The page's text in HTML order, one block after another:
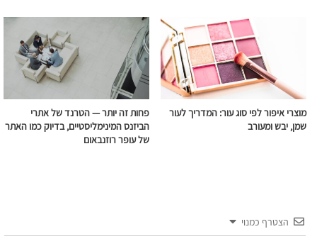
מוצרי איפור לפי סוג עור: המדריך לעור
שמן, יבש ומעורב
פחות זה יותר — הטרנד של אתרי
הביזנס המינימליסטיים, בדיוק כמו האתר
של עופר רוזנבאום
הצטרף כמנוי